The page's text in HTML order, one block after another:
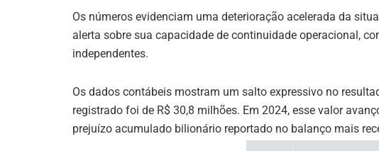
Os números evidenciam uma deterioração acelerada da
alerta sobre sua capacidade de continuidade operacional,
independentes.
Os dados contábeis mostram um salto expressivo no
registrado foi de R$ 30,8 milhões. Em 2024, esse valor
prejuízo acumulado bilionário reportado no balanço mais